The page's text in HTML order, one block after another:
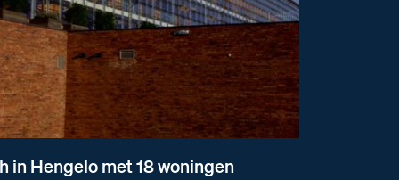
in Hengelo met 18 woningen